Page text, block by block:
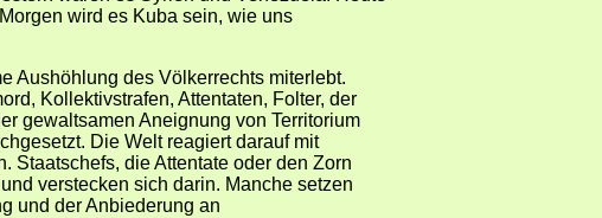
wird es Kuba sein, wie uns
Aushöhlung des Völkerrechts miterlebt.
Kollektivstrafen, Attentaten, Folter, der
gewaltsamen Aneignung von Territorium
Die Welt reagiert darauf mit
Staatschefs, die Attentate oder den Zorn
verstecken sich darin. Manche setzen
und der Anbiederung an